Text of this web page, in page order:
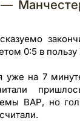
0:5 в
уже на 7
ВАР, но